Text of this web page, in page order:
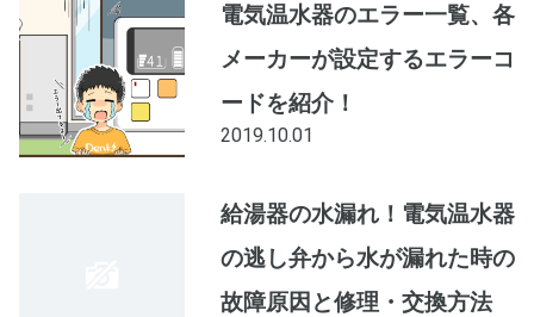
電気温水器のエラー一覧、各
メーカーが設定するエラーコ
ードを紹介！
2019.10.01
給湯器の水漏れ！電気温水器
の逃し弁から水が漏れた時の
故障原因と修理・交換方法